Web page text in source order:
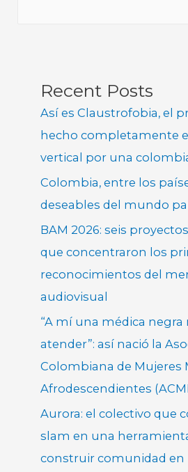
Recent Posts
Así es Claustrofobia, el
hecho completamente
vertical por una
Colombia, entre los
deseables del mundo
BAM 2026: seis
que concentraron los
reconocimientos del
audiovisual
“A mí una médica negra
atender”: así nació la
Colombiana de Mujeres
Afrodescendientes
Aurora: el colectivo que
slam en una
construir comunidad en